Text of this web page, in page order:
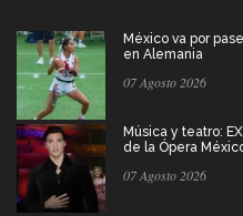
México va por
en Alemania
07 Agosto 2026
Música y teatro:
de la Ópera
07 Agosto 2026